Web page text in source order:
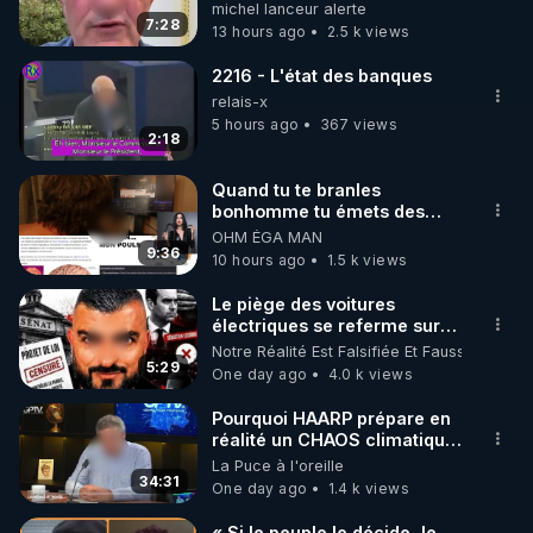
https://www.instagram.com/rdlr_thierrycasasnovas/
http://rgnr.li/instagram
🌱 LA NEWSLETTER
Pour ne pas rater l’actualité RGNR (stages,
http://rgnr.li/news
🌱 VIDÉOS NON CENSURÉES SUR ODYSEE
Toutes les vidéos Youtube sont aussi sur la
http://rgnr.li/odysee
🌱 LES STAGES EN PRÉSENTIEL
http://rgnr.li/stages
7:28
michel lanceur alerte
13 hours ago
2.5 k views
2:18
2216 - L'état des banques
relais-x
5 hours ago
367 views
9:36
Quand tu te branles
bonhomme tu émets des
ondes ils ont juste omis de
t'expliquer
OHM ÉGA MAN
10 hours ago
1.5 k views
5:29
Le piège des voitures
électriques se referme sur
les usagers !
Notre Réalité Est Falsifiée Et Fausse
One day ago
4.0 k views
34:31
Pourquoi HAARP prépare en
réalité un CHAOS climatique,
on répond
La Puce à l'oreille
One day ago
1.4 k views